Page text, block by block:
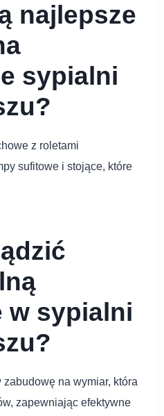
najlepsze
sypialni
z roletami
sufitowe i stojące, które
w sypialni
na wymiar, która
zapewniając efektywne